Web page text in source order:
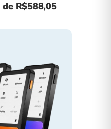
R$588,05